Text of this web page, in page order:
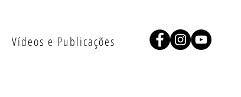
Vídeos e Publicações